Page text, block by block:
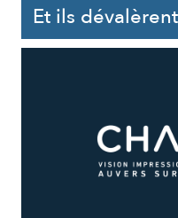
Et ils